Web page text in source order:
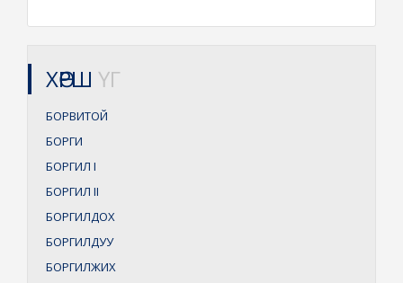
ХӨРШ ҮГ
БОРВИТОЙ
БОРГИ
БОРГИЛ I
БОРГИЛ II
БОРГИЛДОХ
БОРГИЛДУУ
БОРГИЛЖИХ